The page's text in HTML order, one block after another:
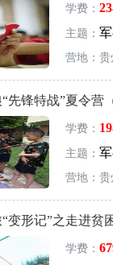
学费：
主题：
营地：贵
“先锋特战”夏令
学费：
主题：
营地：贵
“变形记”之走进
学费：